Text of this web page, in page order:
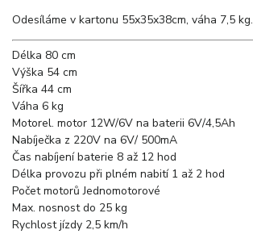
Odesíláme v kartonu 55x35x38cm, váha 7,5 kg.
Délka 80 cm
Výška 54 cm
Šířka 44 cm
Váha 6 kg
Motorel. motor 12W/6V na baterii 6V/4,5Ah
Nabíječka z 220V na 6V/ 500mA
Čas nabíjení baterie 8 až 12 hod
Délka provozu při plném nabití 1 až 2 hod
Počet motorůJednomotorové
Max. nosnostdo 25 kg
Rychlost jízdy 2,5 km/h